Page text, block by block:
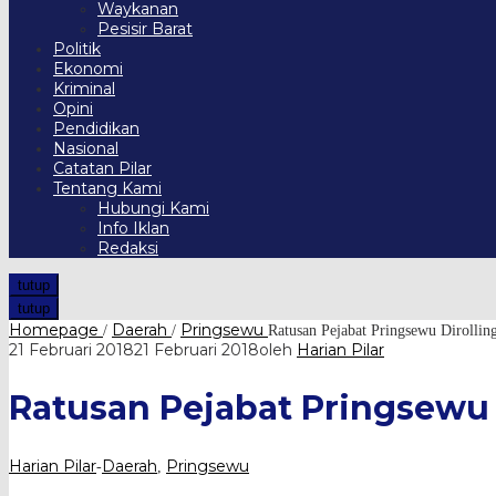
Waykanan
Pesisir Barat
Politik
Ekonomi
Kriminal
Opini
Pendidikan
Nasional
Catatan Pilar
Tentang Kami
Hubungi Kami
Info Iklan
Redaksi
tutup
tutup
Homepage / Daerah / Pringsewu Ratusan Pejabat Pringsewu
21 Februari 201821 Februari 2018oleh Harian Pilar
Ratusan Pejabat
Harian Pilar-Daerah Pringsewu